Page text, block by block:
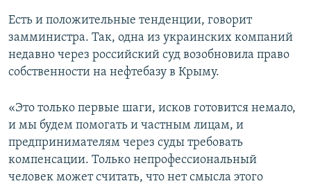
Есть и положительные тенденции, говорит
замминистра. Так, одна из украинских компаний
недавно через российский суд возобновила право
собственности на нефтебазу в Крыму.
«Это только первые шаги, исков готовится немало,
и мы будем помогать и частным лицам, и
предпринимателям через суды требовать
компенсации. Только непрофессиональный
человек может считать, что нет смысла этого